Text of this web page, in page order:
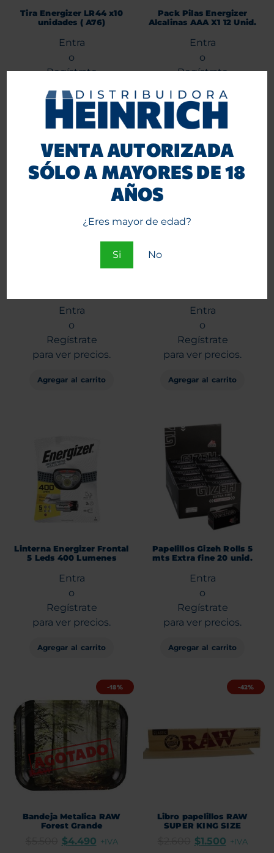
VENTA AUTORIZADA
SÓLO A MAYORES DE 18
AÑOS
¿Eres mayor de edad?
Si No
Tira Energizer LR44 x10
unidades ( A76)
Entra
o
Regístrate
Agregar al carrito
Pack Pilas Energizer
Alcalinas AAA X1 12 Unid.
Entra
o
Regístrate
Agregar al carrito
Entra
o
Regístrate
para ver precios.
Agregar al carrito
Entra
o
Regístrate
para ver precios.
Agregar al carrito
Linterna Energizer Frontal
5 Leds 400 Lumenes
Entra
o
Regístrate
para ver precios.
Agregar al carrito
Papelillos Gizeh Rolls 5
mts Extra fine 20 unid.
Entra
o
Regístrate
para ver precios.
Agregar al carrito
-18%
Bandeja Metalica RAW
Forest Grande
$4.490 +IVA
-42%
Libro papelillos RAW
SUPER KING SIZE
$1.500 +IVA